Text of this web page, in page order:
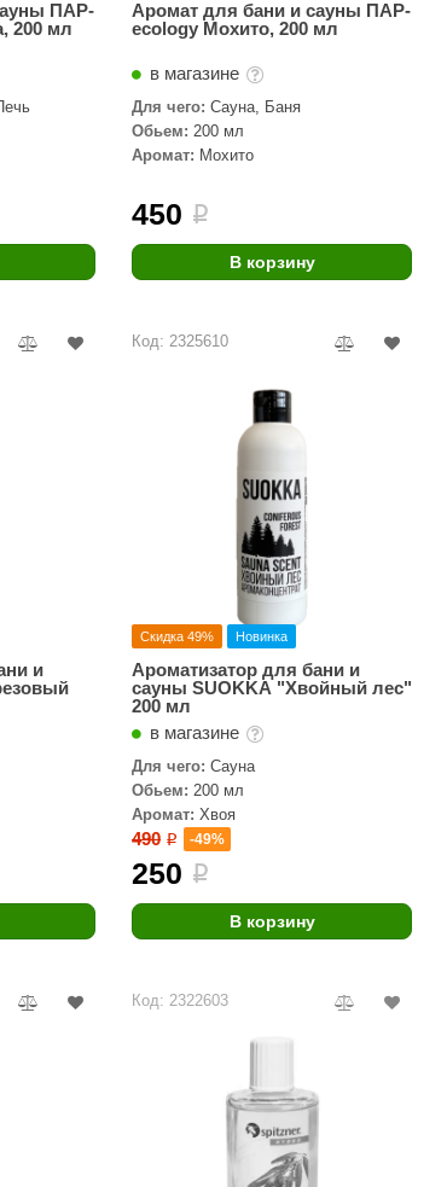
Феникс
Варвара
EDMUNDAS
ПАР-
200 мл
Аромат для бани и сауны ПАР-
ecology Мохито, 200 мл
в магазине
Для чего: Сауна, Баня
Обьем: 200 мл
Аромат: Мохито
450 i
В корзину
и
Код: 2325610
Скидка 49% Новинка
Ароматизатор для бани и
сауны SUOKKA "Хвойный лес"
200 мл
в магазине
Для чего: Сауна
Обьем: 200 мл
Аромат: Хвоя
490 i -49%
250 i
В корзину
Код: 2322603